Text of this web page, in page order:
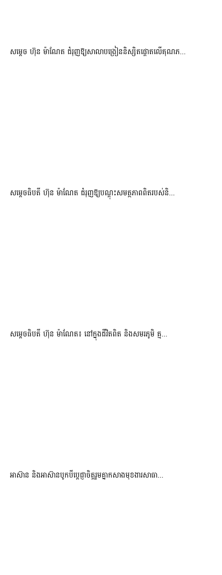
សម្តេច ហ៊ុន ម៉ាណែត ជំរុញឱ្យសាលាបង្រៀននិស្សិតផ្តោតលើគុណភ...
សម្តេចធិបតី ហ៊ុន ម៉ាណែត ជំរុញឱ្យបណ្តុះសមត្ថភាពពិតរបស់និ...
សម្តេចធិបតី ហ៊ុន ម៉ាណែត៖ នៅក្នុងជីវិតពិត និងសមរភូមិ គ្ម...
អាស៊ាន និងអាស៊ានបូកបីប្តេជ្ញាចិត្តរួមគ្នាកសាងមុខងារសាធា...